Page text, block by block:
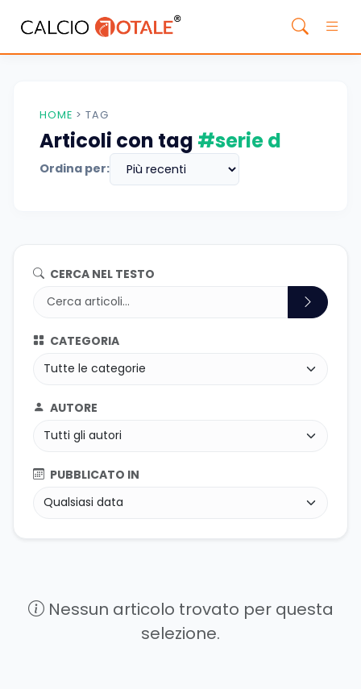
HOME > TAG
Articoli con tag #serie d
Ordina per:
CERCA NEL TESTO
CATEGORIA
AUTORE
PUBBLICATO IN
Nessun articolo trovato per questa
selezione.